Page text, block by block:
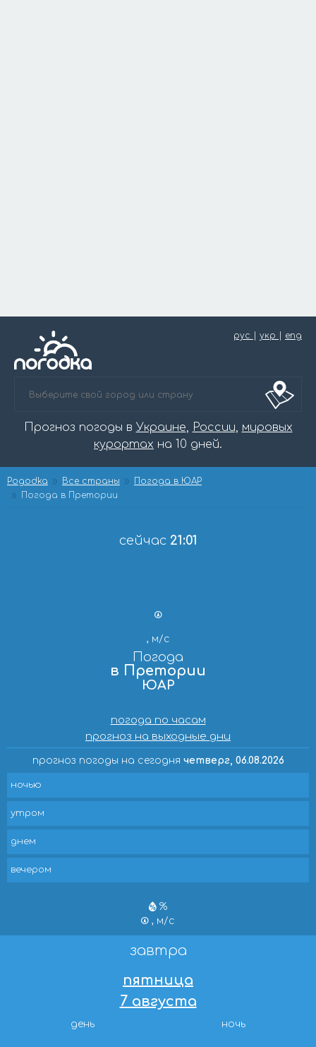
рус укр eng
Прогноз погоды в Украине, России, мировых
курортах на 10 дней.
Pogodka Все страны
Погода в ЮАР
Погода в Претории
сейчас 21:01
, м/с
Погода
в Претории
ЮАР
погода по часам
прогноз на выходные дни
прогноз погоды на сегодня четверг, 06.08.2026
ночью
утром
днем
вечером
%
, м/с
завтра
пятница
7 августа
день ночь